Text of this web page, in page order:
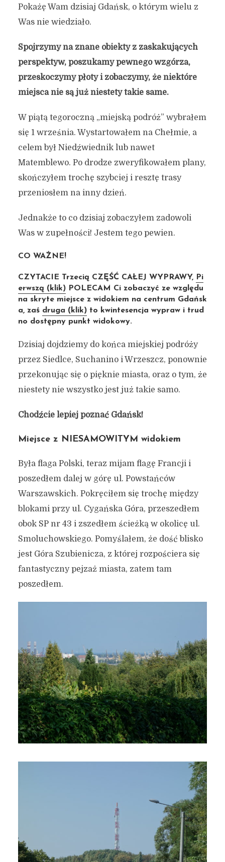
Pokażę Wam dzisiaj Gdańsk, o którym wielu z
Was nie wiedziało.
Spojrzymy na znane obiekty z zaskakujących
perspektyw, poszukamy pewnego wzgórza,
przeskoczymy płoty i zobaczymy, że niektóre
miejsca nie są już niestety takie same.
W piątą tegoroczną „miejską podróż” wybrałem
się 1 września. Wystartowałem na Chełmie, a
celem był Niedźwiednik lub nawet
Matemblewo. Po drodze zweryfikowałem plany,
skończyłem trochę szybciej i resztę trasy
przeniosłem na inny dzień.
Jednakże to co dzisiaj zobaczyłem zadowoli
Was w zupełności! Jestem tego pewien.
CO WAŻNE!
CZYTACIE Trzecią CZĘŚĆ CAŁEJ WYPRAWY, Pi
erwszą (klik)POLECAM Ci zobaczyć ze względu
na skryte miejsce z widokiem na centrum Gdańsk
a, zaś druga (klik)to kwintesencja wypraw i trud
no dostępny punkt widokowy.
Dzisiaj dojdziemy do końca miejskiej podróży
przez Siedlce, Suchanino i Wrzeszcz, ponownie
przekonując się o pięknie miasta, oraz o tym, że
niestety nie wszystko jest już takie samo.
Chodźcie lepiej poznać Gdańsk!
Miejsce z NIESAMOWITYM widokiem
Była flaga Polski, teraz mijam flagę Francji i
poszedłem dalej w górę ul. Powstańców
Warszawskich. Pokręciłem się trochę między
blokami przy ul. Cygańska Góra, przeszedłem
obok SP nr 43 i zszedłem ścieżką w okolicę ul.
Smoluchowskiego. Pomyślałem, że dość blisko
jest Góra Szubienicza, z której rozpościera się
fantastyczny pejzaż miasta, zatem tam
poszedłem.